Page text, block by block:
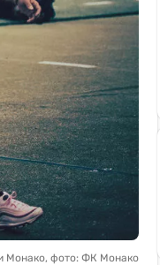
Монако, фото: ФК Монако